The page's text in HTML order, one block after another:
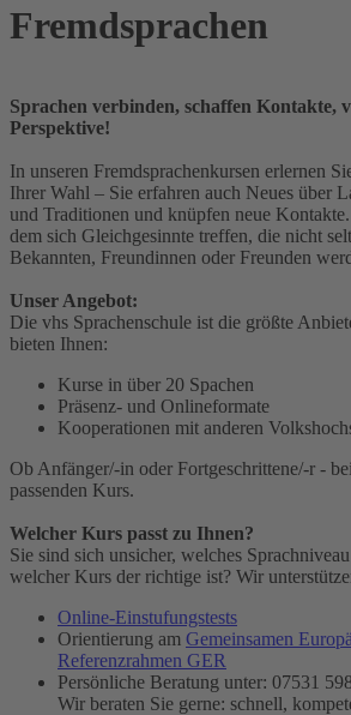
Fremdsprachen
Sprachen verbinden, schaffen Kontakte,
Perspektive!
In unseren Fremdsprachenkursen erlernen
Ihrer Wahl – Sie erfahren auch Neues über
und Traditionen und knüpfen neue
dem sich Gleichgesinnte treffen, die nicht
Bekannten, Freundinnen oder Freunden
Unser Angebot:
Die vhs Sprachenschule ist die größte
bieten Ihnen:
Kurse in über 20 Spachen
Präsenz- und Onlineformate
Kooperationen mit anderen
Ob Anfänger/-in oder Fortgeschrittene/-r -
passenden Kurs.
Welcher Kurs passt zu Ihnen?
Sie sind sich unsicher, welches
welcher Kurs der richtige ist? Wir
Online-Einstufungstests
Orientierung am Gemeinsamen
Referenzrahmen GER
Persönliche Beratung unter: 07531
Wir beraten Sie gerne: schnell,